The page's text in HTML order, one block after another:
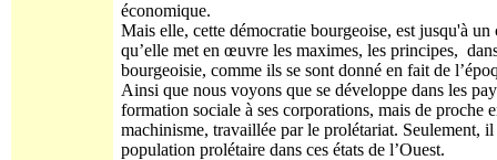
économique.
Mais elle, cette démocratie bourgeoise, est jusqu'à
qu’elle met en œuvre les maximes, les principes,
bourgeoisie, comme ils se sont donné en fait de
Ainsi que nous voyons que se développe dans les
formation sociale à ses corporations, mais de proche
machinisme, travaillée par le prolétariat. Seulement,
population prolétaire dans ces états de l’Ouest.